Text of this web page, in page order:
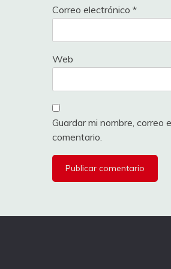
Correo electrónico *
Web
Guardar mi nombre,
comentario.